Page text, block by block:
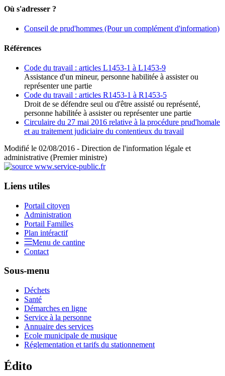
Où s'adresser ?
Conseil de prud'hommes (Pour un complément d'information)
Références
Code du travail : articles L1453-1 à L1453-9
Assistance d'un mineur, personne habilitée à assister ou
représenter une partie
Code du travail : articles R1453-1 à R1453-5
Droit de se défendre seul ou d'être assisté ou représenté,
personne habilitée à assister ou représenter une partie
Circulaire du 27 mai 2016 relative à la procédure prud'homale
et au traitement judiciaire du contentieux du travail
Modifié le 02/08/2016 - Direction de l'information légale et
administrative (Premier ministre)
Liens utiles
Portail citoyen
Administration
Portail Familles
Plan intéractif
Menu de cantine
Contact
Sous-menu
Déchets
Santé
Démarches en ligne
Service à la personne
Annuaire des services
Ecole municipale de musique
Réglementation et tarifs du stationnement
Édito